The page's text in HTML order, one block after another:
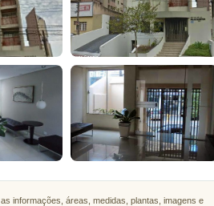
as informações, áreas, medidas, plantas, imagens e